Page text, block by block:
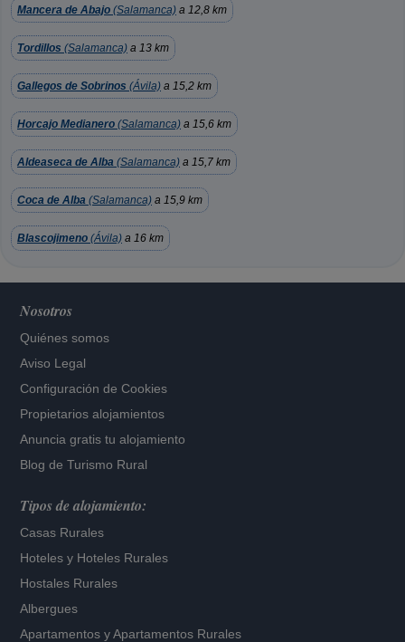
Mancera de Abajo (Salamanca) a 12,8 km
Tordillos (Salamanca) a 13 km
Gallegos de Sobrinos (Ávila) a 15,2 km
Horcajo Medianero (Salamanca) a 15,6 km
Aldeaseca de Alba (Salamanca) a 15,7 km
Coca de Alba (Salamanca) a 15,9 km
Blascojimeno (Ávila) a 16 km
Nosotros
Quiénes somos
Aviso Legal
Configuración de Cookies
Propietarios alojamientos
Anuncia gratis tu alojamiento
Blog de Turismo Rural
Tipos de alojamiento:
Casas Rurales
Hoteles y Hoteles Rurales
Hostales Rurales
Albergues
Apartamentos yApartamentos Rurales